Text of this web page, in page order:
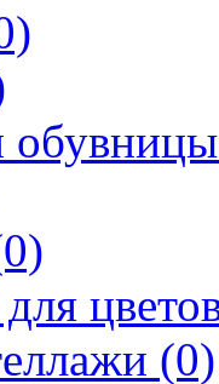
(0)